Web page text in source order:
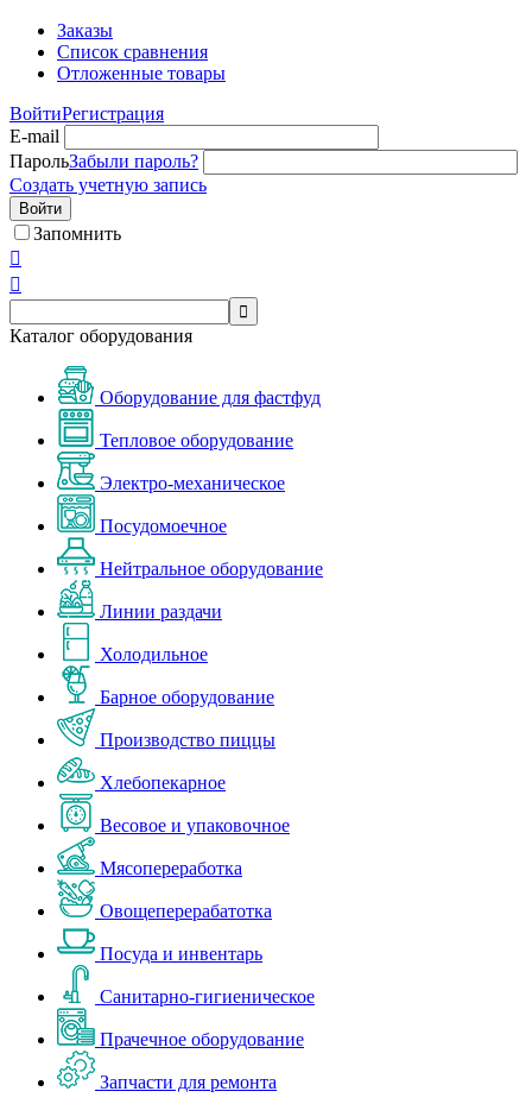
Заказы
Список сравнения
Отложенные товары
ВойтиРегистрация
E-mail
ПарольЗабыли пароль?
Создать учетную запись
Войти
Запомнить



Каталог оборудования
Оборудование для фастфуд
Тепловое оборудование
Электро-механическое
Посудомоечное
Нейтральное оборудование
Линии раздачи
Холодильное
Барное оборудование
Производство пиццы
Хлебопекарное
Весовое и упаковочное
Мясопереработка
Овощеперерабатотка
Посуда и инвентарь
Санитарно-гигиеническое
Прачечное оборудование
Запчасти для ремонта